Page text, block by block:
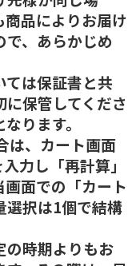
品によりお届け
、あらかじめ
は保証書と共
保管してくださ
ります。
は、カート画面
力し「再計算」
面での「カート
選択は1個で結構
時期よりもお